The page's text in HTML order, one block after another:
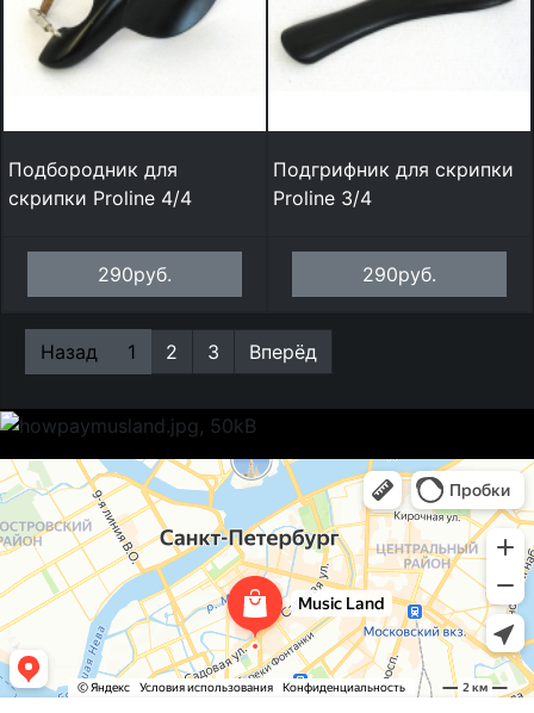
Подбородник для
скрипки Proline 4/4
290руб.
Подгрифник для скрипки
Proline 3/4
290руб.
Назад 1 2 3 Вперёд